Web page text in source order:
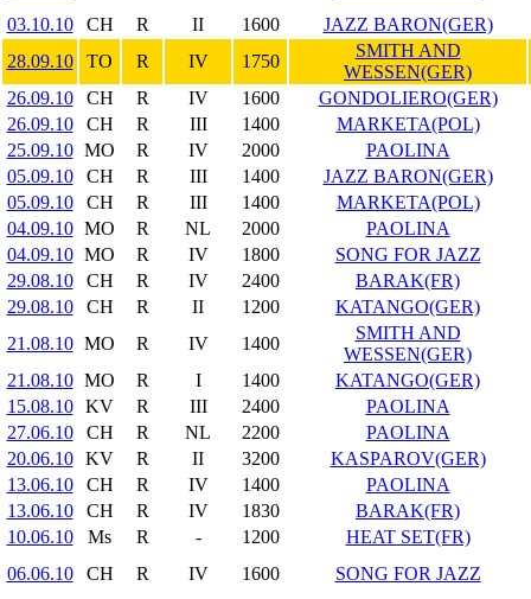
03.10.10
CH R II 1600
JAZZ BARON(GER)
28.09.10
TO R IV 1750
SMITH AND
WESSEN(GER)
26.09.10
CH R IV 1600
GONDOLIERO(GER)
26.09.10
CH R III 1400
MARKETA(POL)
25.09.10 MO R IV 2000
PAOLINA
05.09.10
CH R III 1400
JAZZ BARON(GER)
05.09.10
CH R III 1400
MARKETA(POL)
04.09.10 MO R NL 2000
PAOLINA
04.09.10 MO R IV 1800
SONG FOR JAZZ
29.08.10
CH R IV 2400
BARAK(FR)
29.08.10
CH R II 1200
KATANGO(GER)
21.08.10 MO R IV 1400
SMITH AND
WESSEN(GER)
21.08.10 MO R I 1400
KATANGO(GER)
15.08.10
KV R III 2400
PAOLINA
27.06.10
CH R NL 2200
PAOLINA
20.06.10
KV R II 3200
KASPAROV(GER)
13.06.10
CH R IV 1400
PAOLINA
13.06.10
CH R IV 1830
BARAK(FR)
10.06.10
Ms R - 1200
HEAT SET(FR)
06.06.10
CH R IV 1600 SONG FOR JAZZ